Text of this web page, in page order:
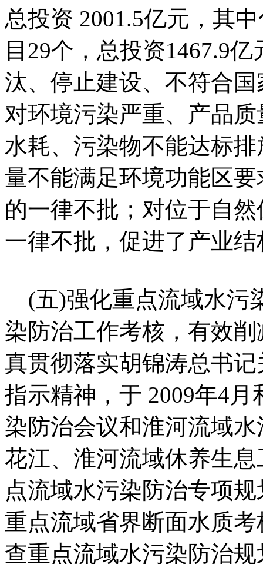
总投资 2001.5亿元，其
目29个，总投资1467.9
汰、停止建设、不符合
对环境污染严重、产品
水耗、污染物不能达标
量不能满足环境功能区
的一律不批；对位于自
一律不批，促进了产业
(五)强化重点流域水污
染防治工作考核，有效
真贯彻落实胡锦涛总书
指示精神，于 2009年4
染防治会议和淮河流域
花江、淮河流域休养生
点流域水污染防治专项
重点流域省界断面水质
查重点流域水污染防治